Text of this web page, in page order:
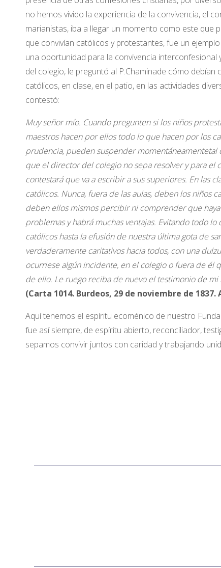
no hemos vivido la experiencia de la convivencia, el
marianistas, iba a llegar un momento como este que
que convivían católicos y protestantes, fue un
una oportunidad para la convivencia
del colegio, le preguntó al P.Chaminade cómo
católicos, en clase, en el patio, en las actividades
contestó:
Muy señor mío. Cuando pregunten si los niños
maestros hacen por ellos todo lo que hacen por los
prudencia, pueden suspender momentáneamentetal
que el director del colegio no sepa resolver y para el
contestará que va a escribir a sus superiores. En las
católicos. Nunca, fuera de las aulas, deben los niños
deben ellos mismos percibir ni comprender que
problemas y habrá muchas ventajas. Evitando todo
católicos hasta la efusión de nuestra última gota de
verdaderamente caritativos hacia todos, con una
ocurriese algún incidente, en el colegio o fuera de él
de ello. Le ruego reciba de nuevo el testimonio de
(Carta 1014. Burdeos, 29 de noviembre de
Aquí tenemos el espíritu ecoménico de nuestro
fue así siempre, de espíritu abierto, reconciliador,
sepamos convivir juntos con caridad y trabajando